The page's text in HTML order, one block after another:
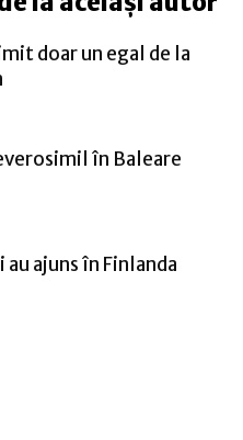
doar un egal de la
în Baleare
ajuns în Finlanda